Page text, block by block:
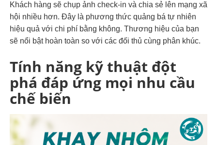
Khách hàng sẽ chụp ảnh check-in và chia sẻ lên mạng xã
hội nhiều hơn. Đây là phương thức quảng bá tự nhiên
hiệu quả với chi phí bằng không. Thương hiệu của bạn
sẽ nổi bật hoàn toàn so với các đối thủ cùng phân khúc.
Tính năng kỹ thuật đột
phá đáp ứng mọi nhu cầu
chế biến